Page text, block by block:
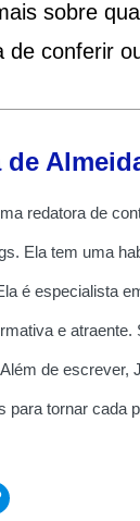
sobre
de conferir
de
redatora de
Ela tem uma
é especialista
e
de escrever,
para tornar cada